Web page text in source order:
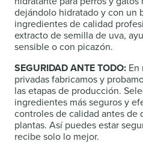
dejándolo hidratado y con un
ingredientes de calidad
extracto de semilla de uva,
sensible o con picazón.
SEGURIDAD ANTE TODO: En
privadas fabricamos y
las etapas de producción.
ingredientes más seguros y
controles de calidad antes de
plantas. Así puedes estar
recibe solo lo mejor.